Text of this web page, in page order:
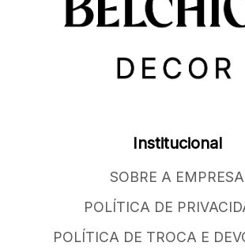
Institucional
SOBRE A EMPRESA
POLÍTICA DE
POLÍTICA DE TROCA E